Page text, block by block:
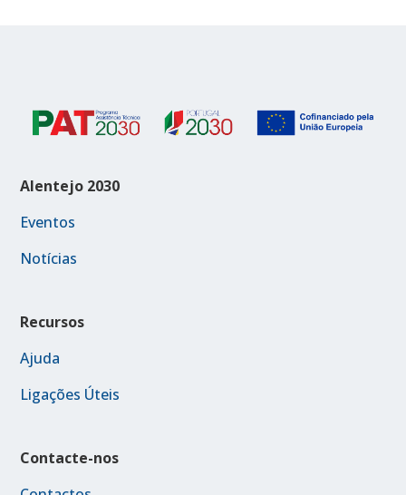
Alentejo 2030
Eventos
Notícias
Recursos
Ajuda
Ligações Úteis
Contacte-nos